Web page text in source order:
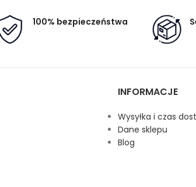
100% bezpieczeństwa
INFORMACJE
Wysyłka i czas
Dane sklepu
Blog